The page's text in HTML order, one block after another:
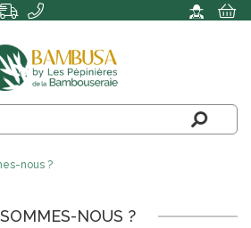
nous ?
NOUS ?